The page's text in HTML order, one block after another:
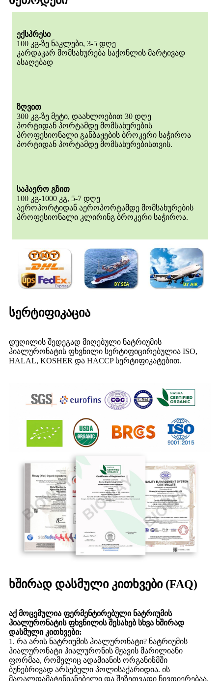
ექსპრესი
100 კგ-ზე ნაკლები, 3-5 დღე
კარდაკარ მომსახურება საქონლის მარტივად
ასაღებად
ზღვით
300 კგ-ზე მეტი, დაახლოებით 30 დღე
პორტიდან პორტამდე მომსახურების
პროფესიონალი განბაჟების ბროკერი საჭიროა
პორტიდან პორტამდე მომსახურებისთვის.
საჰაერო გზით
100 კგ-1000 კგ, 5-7 დღე
აეროპორტიდან აეროპორტამდე მომსახურების
პროფესიონალი კლირინგ ბროკერი საჭიროა.
სერტიფიკაცია
დუღილის შედეგად მიღებული ნატრიუმის
ჰიალურონატის ფხვნილი სერტიფიცირებულია ISO,
HALAL, KOSHER და HACCP სერტიფიკატებით.
ხშირად დასმული კითხვები (FAQ)
აქ მოცემულია ფერმენტირებული ნატრიუმის
ჰიალურონატის ფხვნილის შესახებ სხვა ხშირად
დასმული კითხვები:
1. რა არის ნატრიუმის ჰიალურონატი? ნატრიუმის
ჰიალურონატი ჰიალურონის მჟავის მარილიანი
ფორმაა, რომელიც ადამიანის ორგანიზმში
ბუნებრივად არსებული პოლისაქარიდია. ის
მაღალდამატენიანებელი და შეზეთვადი ნივთიერებაა,